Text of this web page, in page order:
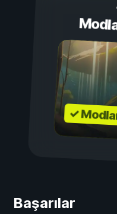
✓
Başarılar